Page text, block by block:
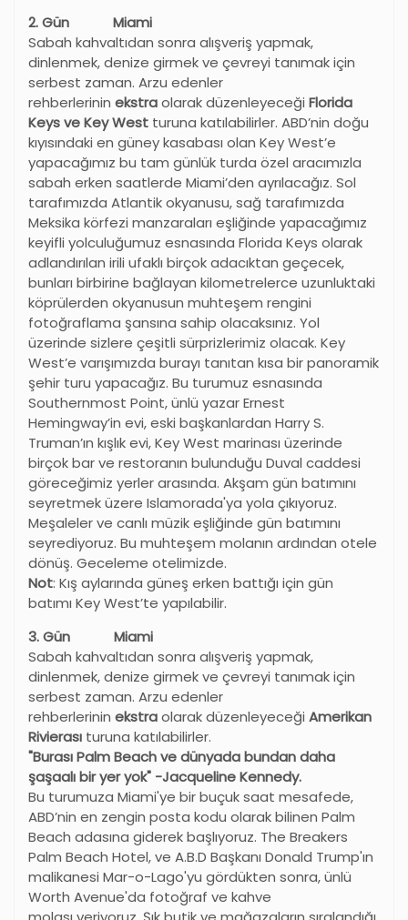
2. Gün Miami
Sabah kahvaltıdan sonra alışveriş yapmak,
dinlenmek, denize girmek ve çevreyi tanımak için
serbest zaman. Arzu edenler
rehberlerinin ekstraolarak düzenleyeceği Florida
Keys ve Key West turuna katılabilirler. ABD’nin doğu
kıyısındaki en güney kasabası olan Key West’e
yapacağımız bu tam günlük turda özel aracımızla
sabah erken saatlerde Miami’den ayrılacağız. Sol
tarafımızda Atlantik okyanusu, sağ tarafımızda
Meksika körfezi manzaraları eşliğinde yapacağımız
keyifli yolculuğumuz esnasında Florida Keys olarak
adlandırılan irili ufaklı birçok adacıktan geçecek,
bunları birbirine bağlayan kilometrelerce uzunluktaki
köprülerden okyanusun muhteşem rengini
fotoğraflama şansına sahip olacaksınız. Yol
üzerinde sizlere çeşitli sürprizlerimiz olacak. Key
West’e varışımızda burayı tanıtan kısa bir panoramik
şehir turu yapacağız. Bu turumuz esnasında
Southernmost Point, ünlü yazar Ernest
Hemingway’in evi, eski başkanlardan Harry S.
Truman’ın kışlık evi, Key West marinası üzerinde
birçok bar ve restoranın bulunduğu Duval caddesi
göreceğimiz yerler arasında. Akşam gün batımını
seyretmek üzere Islamorada'ya yola çıkıyoruz.
Meşaleler ve canlı müzik eşliğinde gün batımını
seyrediyoruz. Bu muhteşem molanın ardından otele
dönüş. Geceleme otelimizde.
Not: Kış aylarında güneş erken battığı için gün
batımı Key West’te yapılabilir.
3. Gün Miami
Sabah kahvaltıdan sonra alışveriş yapmak,
dinlenmek, denize girmek ve çevreyi tanımak için
serbest zaman. Arzu edenler
rehberlerinin ekstraolarak düzenleyeceği Amerikan
Rivierası turuna katılabilirler.
"Burası Palm Beach ve dünyada bundan daha
şaşaalı bir yer yok" -Jacqueline Kennedy.
Bu turumuza Miami'ye bir buçuk saat mesafede,
ABD’nin en zengin posta kodu olarak bilinen Palm
Beach adasına giderek başlıyoruz. The Breakers
Palm Beach Hotel, ve A.B.D Başkanı Donald Trump'ın
malikanesi Mar-o-Lago'yu gördükten sonra, ünlü
Worth Avenue'da fotoğraf ve kahve